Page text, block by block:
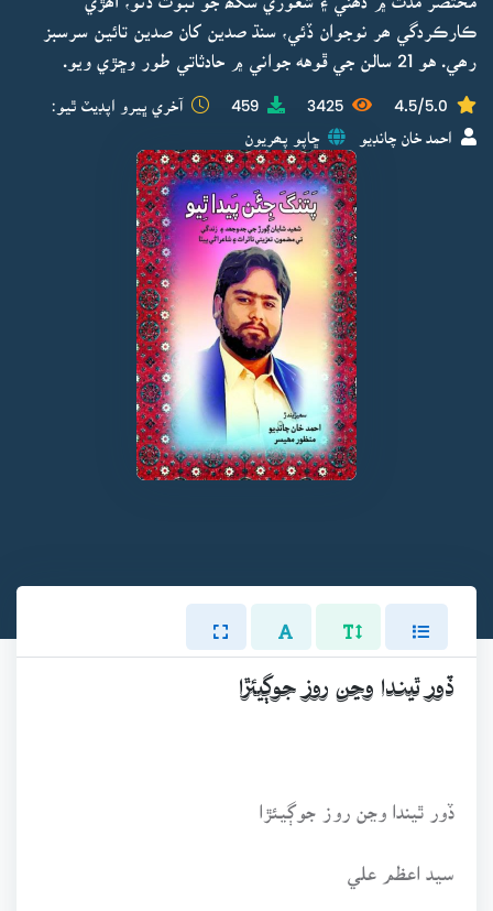
ڪارڪردگي ھر نوجوان ڏئي، سنڌ صدين کان صدين تائين سرسبز
4.5/5.0
3425
459 آخري ڀيرو اپڊيٽ ٿيو:
احمد خان چانڊيو ڇاپو پھريون
ڏور ٿيندا وڃن روز جوڳيئڙا
ڏور ٿيندا وڃن روز جوڳيئڙا
سيد اعظم علي